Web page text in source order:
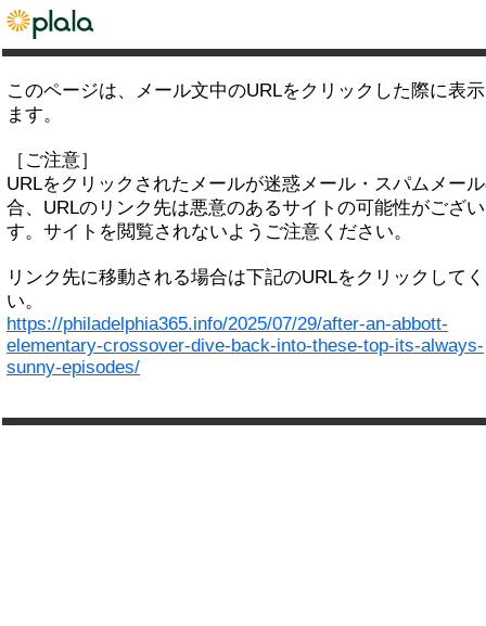
このページは、メール文中のURLをクリックした際に表
ます。
［ご注意］
URLをクリックされたメールが迷惑メール・スパムメー
合、URLのリンク先は悪意のあるサイトの可能性がござ
す。サイトを閲覧されないようご注意ください。
リンク先に移動される場合は下記のURLをクリックして
い。
https://philadelphia365.info/2025/07/29/after-an-abbott-
elementary-crossover-dive-back-into-these-top-its-always-
sunny-episodes/